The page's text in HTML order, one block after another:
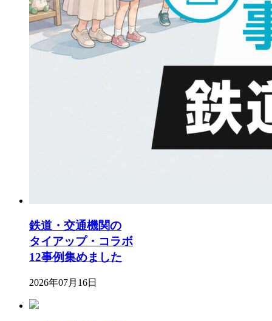
鉄道・交通機関の
タイアップ・コラボ
12事例集めました
2026年07月16日